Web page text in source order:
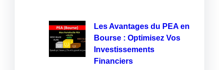
Les Avantages du PEA en
Bourse : Optimisez Vos
Investissements
Financiers